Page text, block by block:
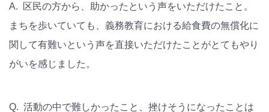
A. 区民の方から、助かったという声をいただけたこと。
まちを歩いていても、義務教育における給食費の無償化に
関して有難いという声を直接いただけたことがとてもやり
がいを感じました。
Q. 活動の中で難しかったこと、挫けそうになったことは